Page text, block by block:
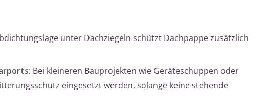
unter Dachziegeln schützt Dachpappe zusätzlich
Bei kleineren Bauprojekten wie Geräteschuppen oder
eingesetzt werden, solange keine stehende